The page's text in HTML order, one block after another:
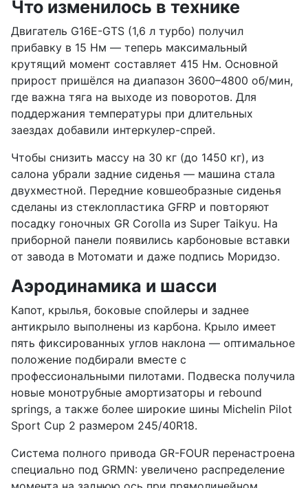
Что изменилось в технике
Двигатель G16E-GTS (1,6 л турбо) получил
прибавку в 15 Нм — теперь максимальный
крутящий момент составляет 415 Нм. Основной
прирост пришёлся на диапазон 3600–4800 об/мин,
где важна тяга на выходе из поворотов. Для
поддержания температуры при длительных
заездах добавили интеркулер-спрей.
Чтобы снизить массу на 30 кг (до 1450 кг), из
салона убрали задние сиденья — машина стала
двухместной. Передние ковшеобразные сиденья
сделаны из стеклопластика GFRP и повторяют
посадку гоночных GR Corolla из Super Taikyu. На
приборной панели появились карбоновые вставки
от завода в Мотомати и даже подпись Моридзо.
Аэродинамика и шасси
Капот, крылья, боковые спойлеры и заднее
антикрыло выполнены из карбона. Крыло имеет
пять фиксированных углов наклона — оптимальное
положение подбирали вместе с
профессиональными пилотами. Подвеска получила
новые монотрубные амортизаторы и rebound
springs, а также более широкие шины Michelin Pilot
Sport Cup 2 размером 245/40R18.
Система полного привода GR-FOUR перенастроена
специально под GRMN: увеличено распределение